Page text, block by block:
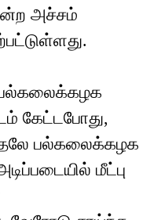
அச்சம்
பல்கலைக்கழக
கேட்டபோது,
பல்கலைக்கழக
மீட்பு